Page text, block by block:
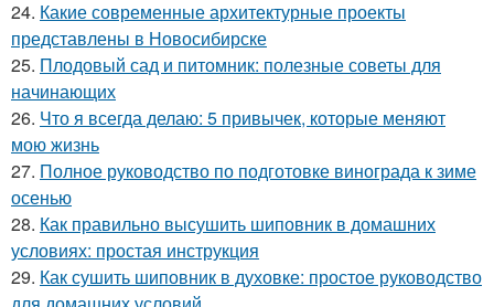
24. Какие современные архитектурные проекты
представлены в Новосибирске
25. Плодовый сад и питомник: полезные советы для
начинающих
26. Что я всегда делаю: 5 привычек, которые меняют
мою жизнь
27. Полное руководство по подготовке винограда к зиме
осенью
28. Как правильно высушить шиповник в домашних
условиях: простая инструкция
29. Как сушить шиповник в духовке: простое руководство